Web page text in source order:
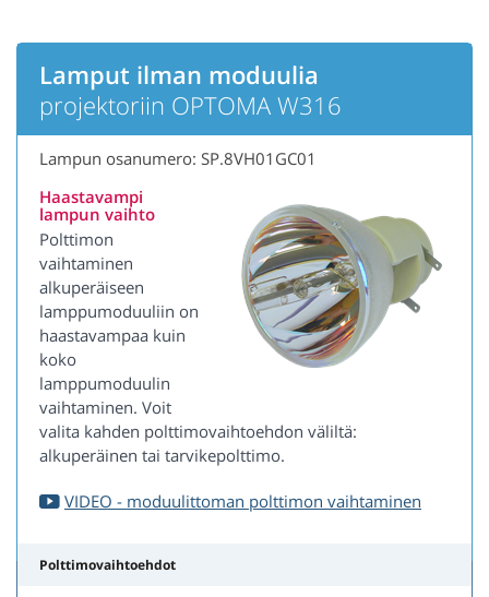
Lamput ilman moduulia
projektoriin OPTOMA W316
Lampun osanumero: SP.8VH01GC01
Haastavampi
lampun vaihto
Polttimon
vaihtaminen
alkuperäiseen
lamppumoduuliin on
haastavampaa kuin
koko
lamppumoduulin
vaihtaminen. Voit
valita kahden polttimovaihtoehdon väliltä:
alkuperäinen tai tarvikepolttimo.
VIDEO - moduulittoman polttimon vaihtaminen
Polttimovaihtoehdot